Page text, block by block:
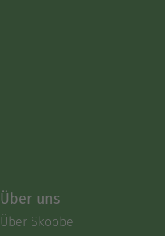
Über uns
Über Skoobe